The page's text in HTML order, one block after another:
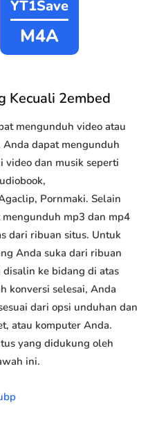
YT1Save
M4A
Kecuali 2embed
mengunduh video atau
dapat mengunduh
video dan musik seperti
Pornmaki. Selain
mp3 dan mp4
dari ribuan situs. Untuk
Anda suka dari ribuan
ke bidang di atas
konversi selesai, Anda
dari opsi unduhan dan
atau komputer Anda.
yang didukung oleh
ini.